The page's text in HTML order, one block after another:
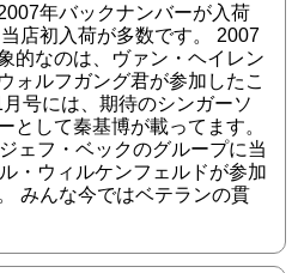
年バックナンバーが入荷
店初入荷が多数です。 2007
的なのは、ヴァン・ヘイレン
ォルフガング君が参加したこ
号には、期待のシンガーソ
として秦基博が載ってます。
ェフ・ベックのグループに当
・ウィルケンフェルドが参加
みんな今ではベテランの貫